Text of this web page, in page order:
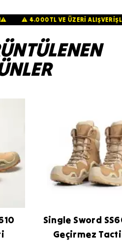
⚠️ 4.000TL VE ÜZERİ
Single Sword
Geçirmez